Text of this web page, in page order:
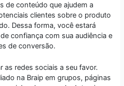
de conteúdo que ajudem a
clientes sobre o produto
Dessa forma, você estará
confiança com sua audiência e
de conversão.
as redes sociais a seu favor.
na Braip em grupos, páginas